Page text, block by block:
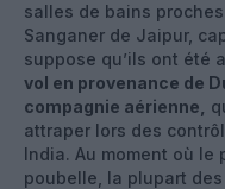
salles de bains
Sanganer de Jaipur,
suppose qu’ils ont été
vol en provenance de
compagnie aérienne,
attraper lors des
India. Au moment où le
poubelle, la plupart